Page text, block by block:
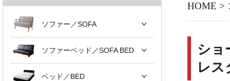
HOME >
ショ
レス
ソファー／SOFA
ソファーベッド／SOFA BED
ベッド／BED